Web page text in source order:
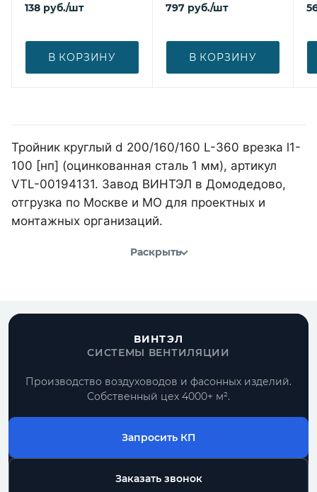
138 руб./шт
В КОРЗИНУ
797 руб./шт
В КОРЗИНУ
Тройник круглый d 200/160/160 L-360 врезка l1-
100 [нп] (оцинкованная сталь 1 мм), артикул
VTL-00194131. Завод ВИНТЭЛ в Домодедово,
отгрузка по Москве и МО для проектных и
монтажных организаций.
Раскрыть
ВИНТЭЛ
СИСТЕМЫ ВЕНТИЛЯЦИИ
Производство воздуховодов и фасонных изделий.
Собственный цех 4000+ м².
Запросить КП
Заказать звонок